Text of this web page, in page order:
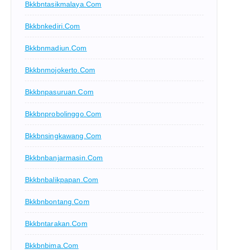
Bkkbntasikmalaya.com
Bkkbnkediri.com
Bkkbnmadiun.com
Bkkbnmojokerto.com
Bkkbnpasuruan.com
Bkkbnprobolinggo.com
Bkkbnsingkawang.com
Bkkbnbanjarmasin.com
Bkkbnbalikpapan.com
Bkkbnbontang.com
Bkkbntarakan.com
Bkkbnbima.com